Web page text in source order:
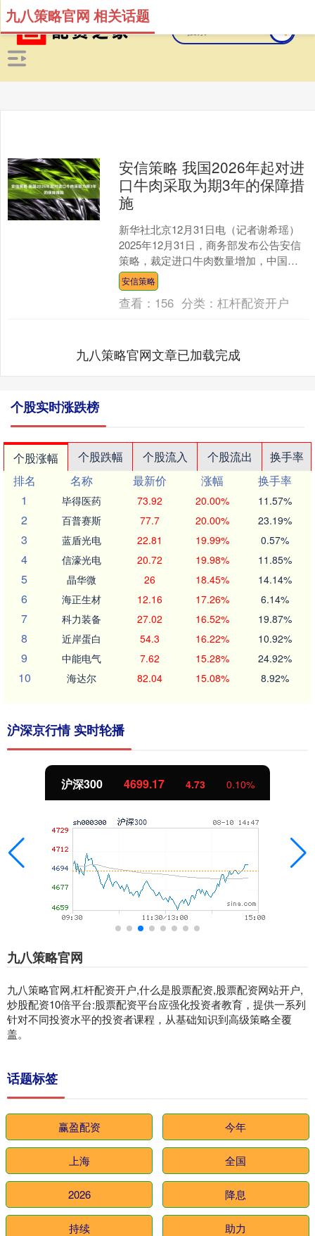
九八策略官网 相关话题
安信策略 我国2026年起对进
口牛肉采取为期3年的保障措
施
新华社北京12月31日电（记者谢希瑶）
2025年12月31日，商务部发布公告安信
策略，裁定进口牛肉数量增加，中国国
内产业受到严重损害，且二者存在因果
关系，决定以....
安信策略
查看： 156 分类：杠杆配资开户
九八策略官网文章已加载完成
个股实时涨跌榜
个股涨幅 个股跌幅 个股流入 个股流出
换手率
排名
名称 最新价 涨幅
换手率
1
毕得医药 73.92 20.00% 11.57%
2 百普赛斯 77.7 20.00% 23.19%
3 蓝盾光电 22.81 19.99% 0.57%
4 信濠光电 20.72 19.98% 11.85%
5 晶华微 26 18.45% 14.14%
6 海正生材 12.16 17.26% 6.14%
7 科力装备 27.02 16.52% 19.87%
8 近岸蛋白 54.3 16.22% 10.92%
9 中能电气 7.62 15.28% 24.92%
10 海达尔 82.04 15.08% 8.92%
沪深京行情 实时轮播
4699.17 4.73 0.10%
九八策略官网
九八策略官网,杠杆配资开户,什么是股票配资,股票配资网站开户,
炒股配资10倍平台:股票配资平台应强化投资者教育，提供一系列
针对不同投资水平的投资者课程，从基础知识到高级策略全覆
盖。
话题标签
赢盈配资 今年
上海 全国
2026 降息
持续 助力